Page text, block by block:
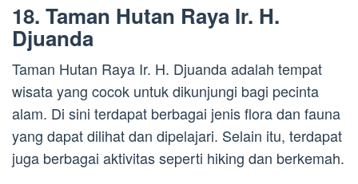
18. Taman Hutan Raya Ir. H.
Djuanda
Taman Hutan Raya Ir. H. Djuanda adalah tempat
wisata yang cocok untuk dikunjungi bagi pecinta
alam. Di sini terdapat berbagai jenis flora dan fauna
yang dapat dilihat dan dipelajari. Selain itu, terdapat
juga berbagai aktivitas seperti hiking dan berkemah.